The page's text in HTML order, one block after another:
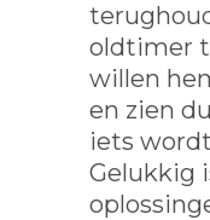
oldtimer
willen
en zien
iets
Gelukkig